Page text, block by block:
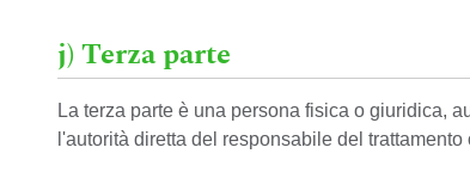
j) Terza parte
La terza parte è una persona fisica o giuridica,
l'autorità diretta del responsabile del